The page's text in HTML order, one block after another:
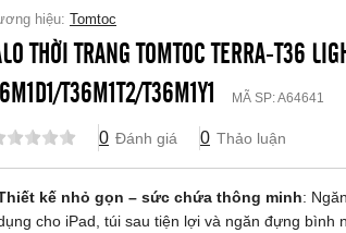
hiệu: Tomtoc
THỜI TRANG TOMTOC TERRA-T36
T36M1T2/T36M1Y1
MÃ SP:A64641
0 Đánh giá 0 Thảo luận
kế nhỏ gọn – sức chứa thông minh:
cho iPad, túi sau tiện lợi và ngăn đựng bình